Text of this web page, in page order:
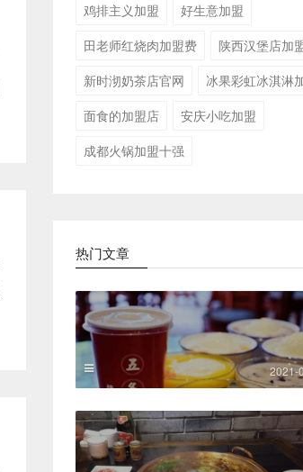
鸡排主义加盟
好生意加盟
田老师红烧肉加盟费
陕西汉堡店加
新时沏奶茶店官网
冰果彩虹冰淇淋
面食的加盟店
安庆小吃加盟
成都火锅加盟十强
热门文章
2021-